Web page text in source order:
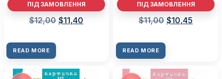
ПІД ЗАМОВЛЕННЯ
$12,00 $11,40
READ MORE
ПІД ЗАМОВЛЕННЯ
$11,00 $10,45
READ MORE